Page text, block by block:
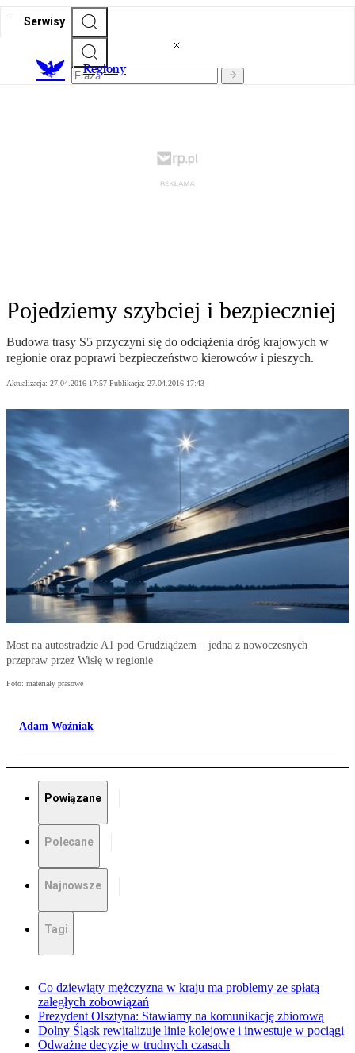
Serwisy
Regiony
Pojedziemy szybciej i bezpieczniej
Budowa trasy S5 przyczyni się do odciążenia dróg krajowych w
regionie oraz poprawi bezpieczeństwo kierowców i pieszych.
Aktualizacja: 27.04.2016 17:57 Publikacja: 27.04.2016 17:43
Most na autostradzie A1 pod Grudziądzem – jedna z nowoczesnych
przepraw przez Wisłę w regionie
Foto: materiały prasowe
Adam Woźniak
Powiązane
Polecane
Najnowsze
Tagi
Co dziewiąty mężczyzna w kraju ma problemy ze spłatą
zaległych zobowiązań
Prezydent Olsztyna: Stawiamy na komunikację zbiorową
Dolny Śląsk rewitalizuje linie kolejowe i inwestuje w pociągi
Odważne decyzje w trudnych czasach